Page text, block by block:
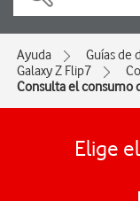
Ayuda Guías de
Galaxy Z Flip7
Consulta el consumo
Elige